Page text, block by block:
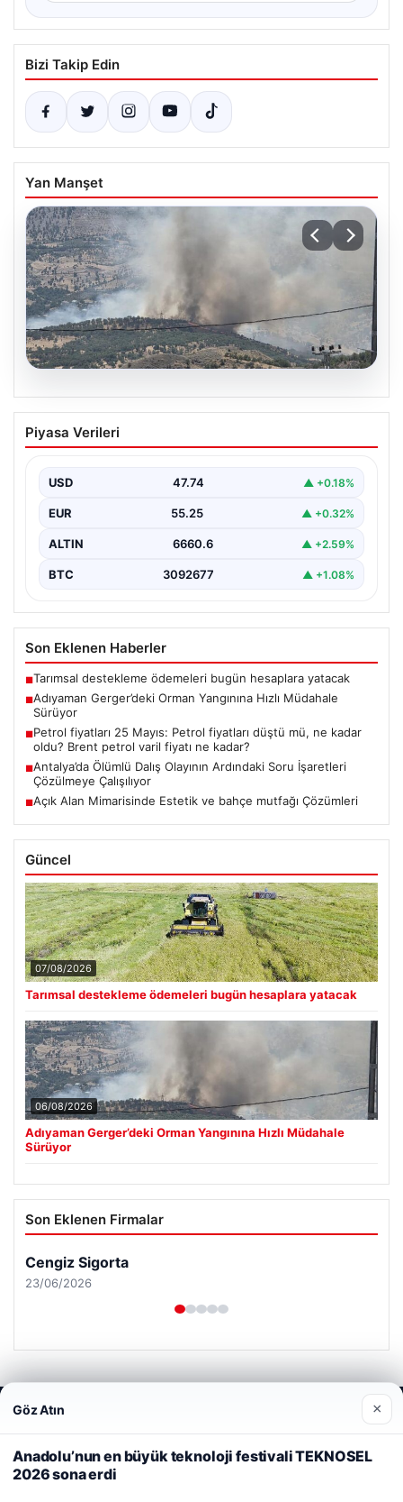
Bizi Takip Edin
Yan Manşet
06.08.2026
Adıyaman Gerger’deki Orman Yangınına
Hızlı Müdahale Sürüyor
yangına müdahale çalışmaları büyük bir titizlikle devam
ediyor.…
Piyasa Verileri
USD 47.74 ▲ +0.18%
EUR 55.25 ▲ +0.32%
ALTIN 6660.6 ▲ +2.59%
BTC 3092677 ▲ +1.08%
Son Eklenen Haberler
■Tarımsal destekleme ödemeleri bugün hesaplara yatacak
■Adıyaman Gerger’deki Orman Yangınına Hızlı Müdahale
Sürüyor
■Petrol fiyatları 25 Mayıs: Petrol fiyatları düştü mü, ne kadar
oldu? Brent petrol varil fiyatı ne kadar?
■Antalya’da Ölümlü Dalış Olayının Ardındaki Soru İşaretleri
Çözülmeye Çalışılıyor
■Açık Alan Mimarisinde Estetik ve bahçe mutfağı Çözümleri
Güncel
07/08/2026
Tarımsal destekleme ödemeleri bugün hesaplara yatacak
06/08/2026
Adıyaman Gerger’deki Orman Yangınına Hızlı Müdahale
Sürüyor
Son Eklenen Firmalar
Cengiz Sigorta
23/06/2026
Web sitemizi nasıl kullandığınızı daha iyi anlayabilmek,
deneyiminizi kişiselleştirmek ve geliştirmek amacıyla çerezler
kullanıyoruz.
Çerez Politikamız
Reddet
Göz Atın ×
Anadolu’nun en büyük teknoloji festivali TEKNOSEL
2026 sona erdi
Yeminli Tercüman|Malta Dil Okulu|lemagrup.com.tr
giriş
İzle